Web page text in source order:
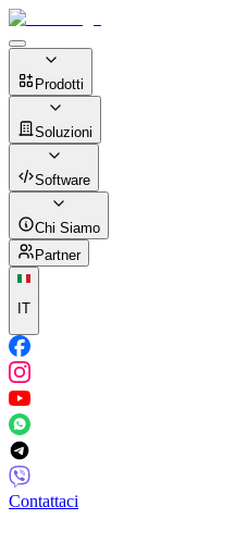
Prodotti
Soluzioni
Software
Chi Siamo
Partner
IT
Contattaci